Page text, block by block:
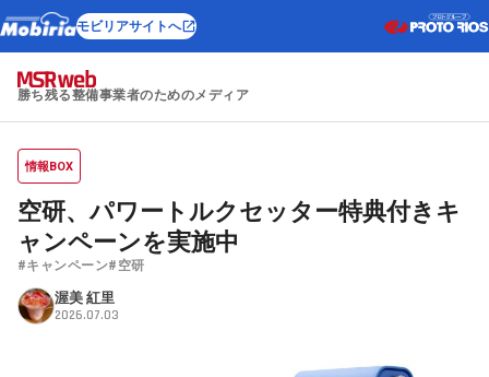
モビリアサイトへ
勝ち残る整備事業者のためのメディア
情報BOX
空研、パワートルクセッター特典付きキ
ャンペーンを実施中
#キャンペーン#空研
渥美 紅里
2026.07.03